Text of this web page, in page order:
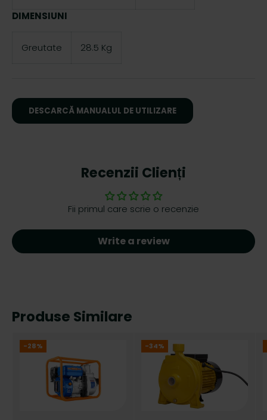
DIMENSIUNI
Greutate 28.5 Kg
DESCARCĂ MANUALUL DE UTILIZARE
Recenzii Clienți
Fii primul care scrie o recenzie
Write a review
Produse Similare
-28% -34%